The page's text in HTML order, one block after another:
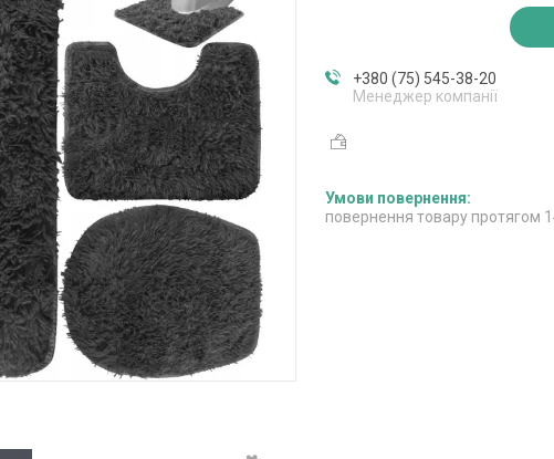
+380 (75) 545-38-20
Менеджер компанії
повернення товару протягом